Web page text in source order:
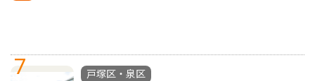
7
戸塚区・泉区